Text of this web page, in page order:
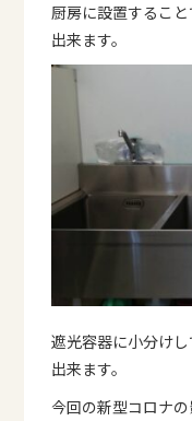
厨房に設置するこ
出来ます。
遮光容器に小分け
出来ます。
今回の新型コロナ